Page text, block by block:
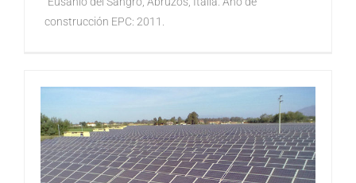
construcción EPC: 2011.